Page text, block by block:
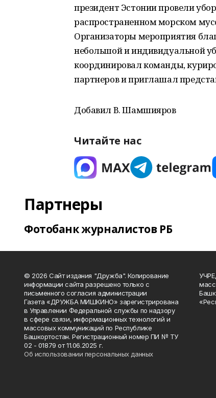
президент Эстонии провели
распространенном морском
Организаторы мероприятия
небольшой и индивидуальной
координировал команды,
партнеров и приглашал
Добавил В. Шамшияров
Читайте нас
Партнеры
Фотобанк журналистов РБ
© 2026 Сайт издания "Дружба". Копирование
информации сайта разрешено только с
письменного согласия администрации
Газета «ДРУЖБА МИШКИНО» зарегистрирована
в Управлении Федеральной службы по надзору
в сфере связи, информационных технологий и
массовых коммуникаций по Республике
Башкортостан. Регистрационный номер ПИ № ТУ
02 - 01879 от 11.06.2025 г.
Об использовании персональных данных